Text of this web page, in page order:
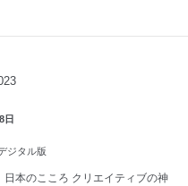
日
ジタル版
日本のこころ クリエイティブの神